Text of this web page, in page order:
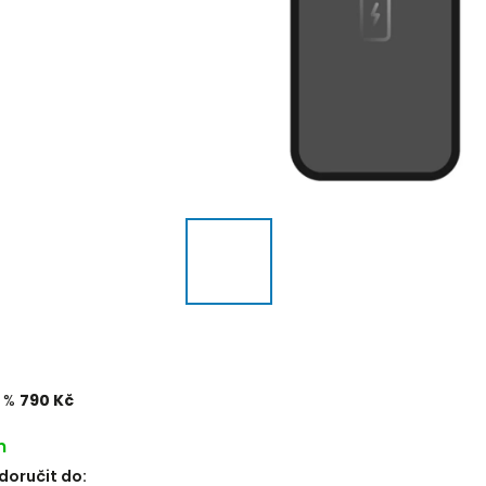
% 790 Kč
do: